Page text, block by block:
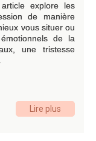
explore les
de manière
vous situer ou
de la
une tristesse
Lire plus